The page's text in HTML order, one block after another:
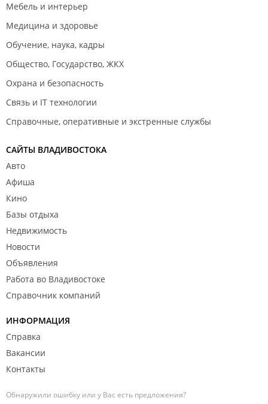
Мебель и интерьер
Медицина и здоровье
Обучение, наука, кадры
Общество, Государство, ЖКХ
Охрана и безопасность
Связь и IT технологии
Справочные, оперативные и экстренные службы
САЙТЫ ВЛАДИВОСТОКА
Авто
Афиша
Кино
Базы отдыха
Недвижимость
Новости
Объявления
Работа во Владивостоке
Справочник компаний
ИНФОРМАЦИЯ
Справка
Вакансии
Контакты
Обнаружили ошибку или у Вас есть предложения?